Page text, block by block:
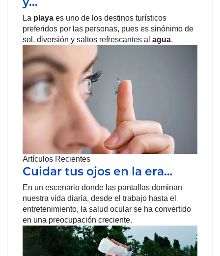
La playa es uno de los destinos turísticos
preferidos por las personas, pues es sinónimo de
sol, diversión y saltos refrescantes al agua.
Artículos Recientes
Cuidar tus ojos en la era…
En un escenario donde las pantallas dominan
nuestra vida diaria, desde el trabajo hasta el
entretenimiento, la salud ocular se ha convertido
en una preocupación creciente.